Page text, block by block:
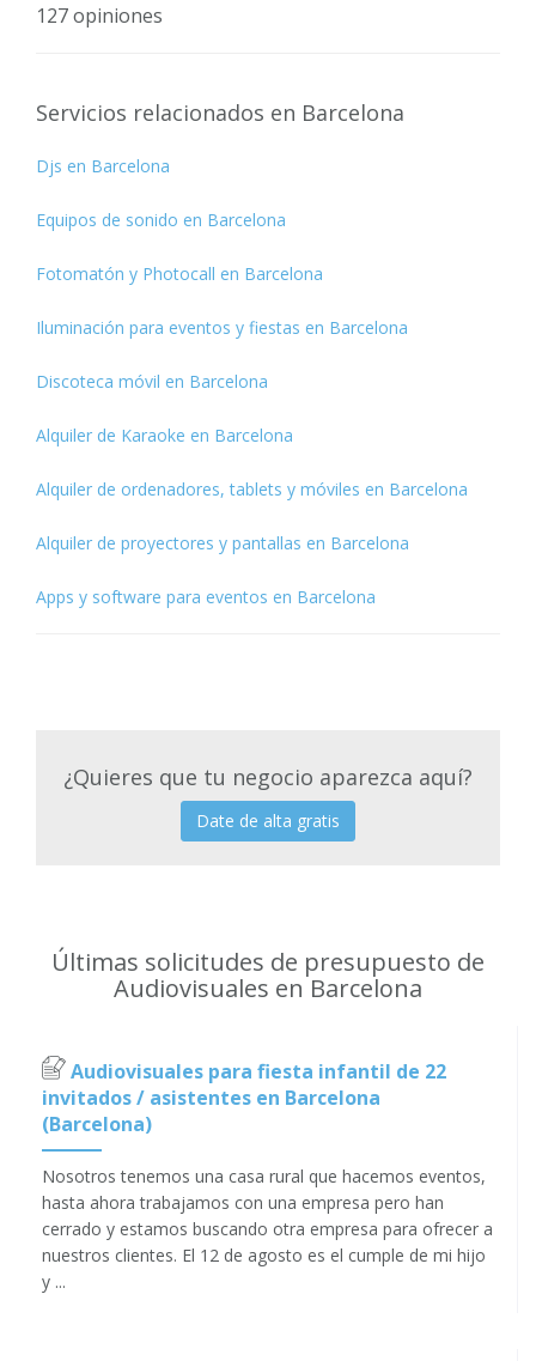
127 opiniones
Servicios relacionados en Barcelona
Djs en Barcelona
Equipos de sonido en Barcelona
Fotomatón y Photocall en Barcelona
Iluminación para eventos y fiestas en Barcelona
Discoteca móvil en Barcelona
Alquiler de Karaoke en Barcelona
Alquiler de ordenadores, tablets y móviles en Barcelona
Alquiler de proyectores y pantallas en Barcelona
Apps y software para eventos en Barcelona
¿Quieres que tu negocio aparezca aquí?
Date de alta gratis
Últimas solicitudes de presupuesto de
Audiovisuales en Barcelona
Audiovisuales para fiesta infantil de 22
invitados / asistentes en Barcelona
(Barcelona)
Nosotros tenemos una casa rural que hacemos eventos,
hasta ahora trabajamos con una empresa pero han
cerrado y estamos buscando otra empresa para ofrecer a
nuestros clientes. El 12 de agosto es el cumple de mi hijo
y ...